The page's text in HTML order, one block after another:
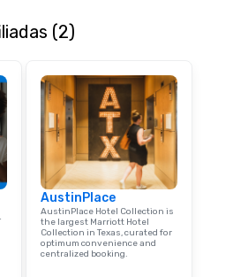
(2)
AustinPlace
AustinPlace Hotel Collection is
the largest Marriott Hotel
Collection in Texas, curated for
optimum convenience and
centralized booking.